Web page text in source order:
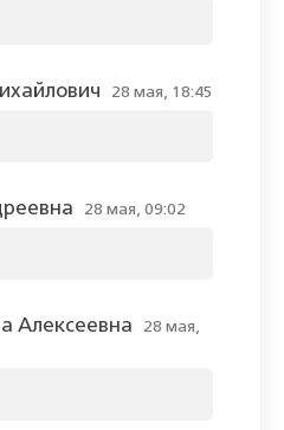
28 мая, 18:45
28 мая, 09:02
Алексеевна
28 мая,